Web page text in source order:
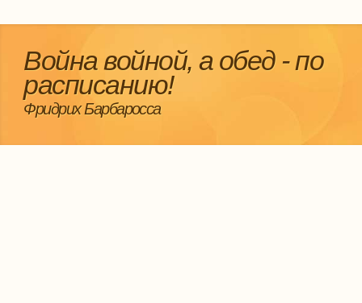
Война войной, а обед - по
расписанию!
Фридрих Барбаросса